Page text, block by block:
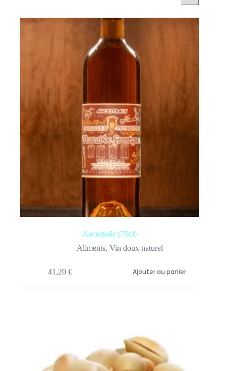
Ancestrale (75cl)
Aliments, Vin doux naturel
41,20 € Ajouter au panier